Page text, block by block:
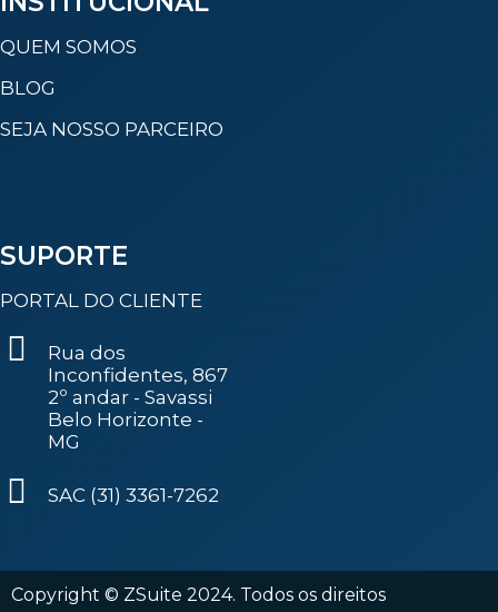
QUEM SOMOS
BLOG
SEJA NOSSO PARCEIRO
SUPORTE
PORTAL DO CLIENTE
Rua dos
Inconfidentes, 867
2º andar - Savassi
Belo Horizonte -
MG
SAC (31) 3361-7262
Copyright © ZSuite 2024. Todos os direitos